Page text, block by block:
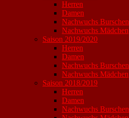
Herren
Damen
Nachwuchs Burschen
Nachwuchs Mädchen
Saison 2019/2020
Herren
Damen
Nachwuchs Burschen
Nachwuchs Mädchen
Saison 2018/2019
Herren
Damen
Nachwuchs Burschen